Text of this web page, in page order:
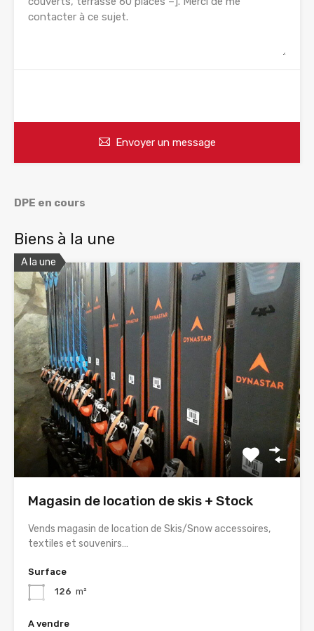
Envoyer un message
DPE en cours
Biens à la une
A la une
Magasin de location de skis + Stock
Vends magasin de location de Skis/Snow accessoires,
textiles et souvenirs…
Surface
126 m²
A vendre